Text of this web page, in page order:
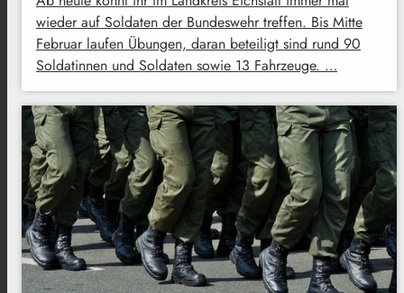
wieder auf Soldaten der Bundeswehr treffen. Bis Mitte
Februar laufen Übungen, daran beteiligt sind rund 90
Soldatinnen und Soldaten sowie 13 Fahrzeuge. …